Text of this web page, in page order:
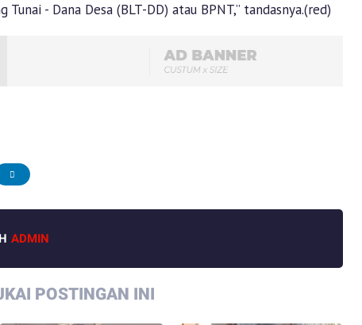
- Dana Desa (BLT-DD) atau BPNT,” tandasnya.(red)
ADMIN
POSTINGAN INI